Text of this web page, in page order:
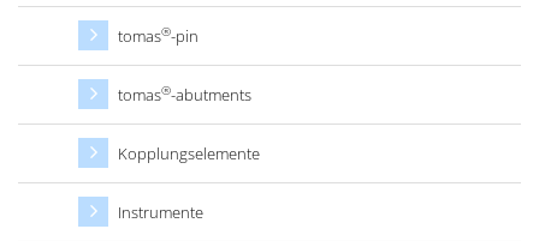
tomas®-pin
tomas®-abutments
Kopplungselemente
Instrumente